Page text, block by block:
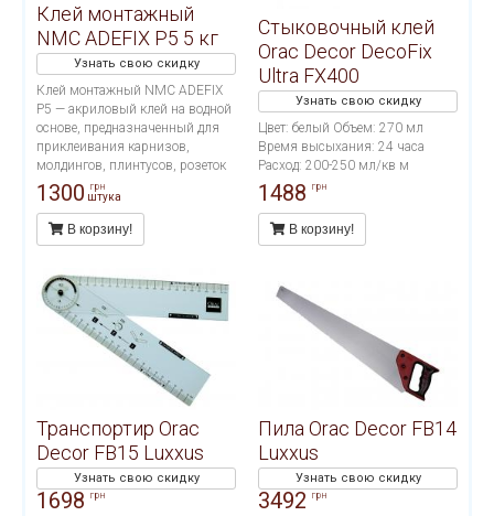
Клей монтажный
NMC ADEFIX P5 5 кг
Узнать свою скидку
Клей монтажный NMC ADEFIX
P5 — акриловый клей на водной
основе, предназначенный для
приклеивания карнизов,
молдингов, плинтусов, розеток
и других декоративных
элементов из полистирола и
полиуретана на ДВП, ДСП,
гипсокартон, гипсоволокно,
поверхности.
1300 грн
штука
В корзину!
Стыковочный клей
Orac Decor DecoFix
Ultra FX400
Узнать свою скидку
Цвет: белый Объем: 270 мл
Время высыхания: 24 часа
Расход: 200-250 мл/кв м
1488 грн
В корзину!
Транспортир Orac
Decor FB15 Luxxus
Узнать свою скидку
1698 грн
Пила Orac Decor FB14
Luxxus
Узнать свою скидку
3492 грн